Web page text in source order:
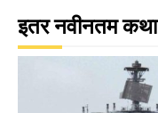
इतर नवीनतम कथा